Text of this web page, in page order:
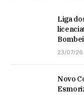
Liga
23/07/26
Novo